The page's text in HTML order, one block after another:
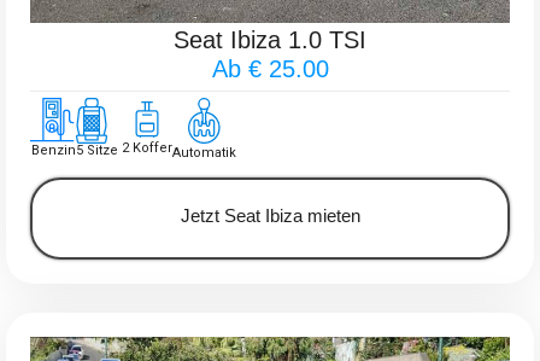
Seat Ibiza 1.0 TSI
Ab € 25.00
Benzin5 Sitze 2 KofferAutomatik
Jetzt Seat Ibiza mieten